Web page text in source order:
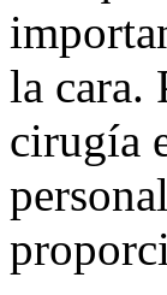
la cara.
cirugía